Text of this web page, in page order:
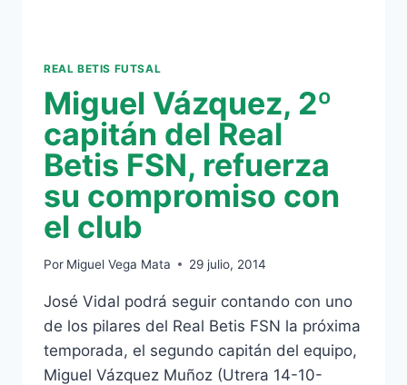
REAL BETIS FUTSAL
Miguel Vázquez, 2º
capitán del Real
Betis FSN, refuerza
su compromiso con
el club
Por Miguel Vega Mata 29 julio, 2014
José Vidal podrá seguir contando con uno
de los pilares del Real Betis FSN la próxima
temporada, el segundo capitán del equipo,
Miguel Vázquez Muñoz (Utrera 14-10-